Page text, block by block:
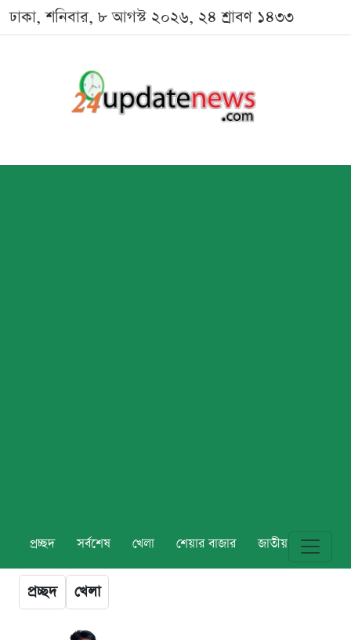
ঢাকা, শনিবার, ৮ আগস্ট ২০২৬, ২৪ শ্রাবণ ১৪৩৩
প্রচ্ছদ সর্বশেষ খেলা শেয়ার বাজার জাতীয় বিশ্ব
প্রচ্ছদ খেলা